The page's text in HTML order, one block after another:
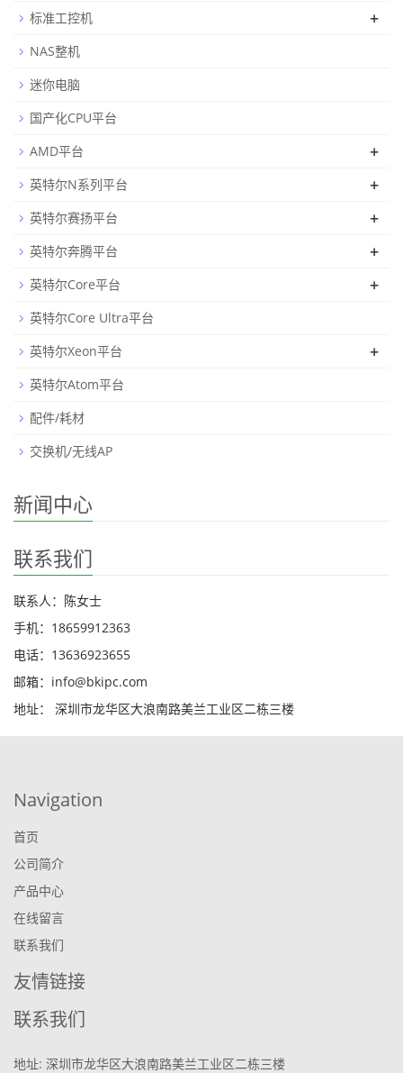
标准工控机 +
NAS整机
迷你电脑
国产化CPU平台
AMD平台
+
英特尔N系列平台 +
英特尔赛扬平台 +
英特尔奔腾平台 +
英特尔Core平台 +
英特尔Core Ultra平台
英特尔Xeon平台
+
英特尔Atom平台
配件/耗材
交换机/无线AP
新闻中心
联系我们
联系人：陈女士
手机：18659912363
电话：13636923655
邮箱：info@bkipc.com
地址： 深圳市龙华区大浪南路美兰工业区二栋三楼
Navigation
首页
公司简介
产品中心
在线留言
联系我们
友情链接
联系我们
地址: 深圳市龙华区大浪南路美兰工业区二栋三楼